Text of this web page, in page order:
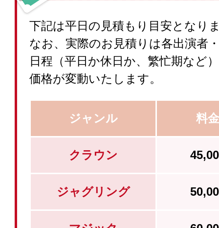
下記は平日の見積もり目安となり
なお、実際のお見積りは各出演者
日程（平日か休日か、繁忙期など
価格が変動いたします。
ジャンル 料
クラウン
ジャグリング